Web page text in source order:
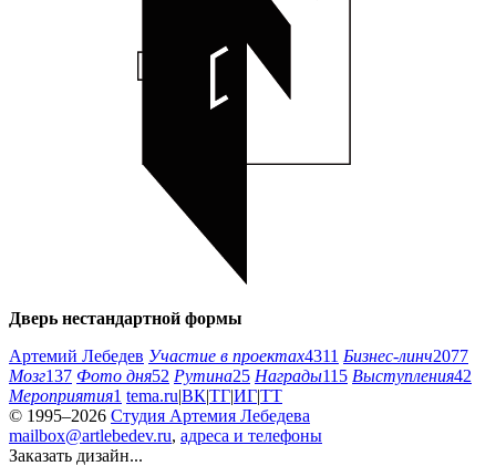
Дверь нестандартной формы
Артемий Лебедев Участие в проектах4311 Бизнес-линч2077
Мозг137 Фото дня52 Рутина25 Награды115 Выступления42
Мероприятия1 tema.ru|ВК|ТГ|ИГ|ТТ
© 1995–2026 Студия Артемия Лебедева
mailbox@artlebedev.ru, адреса и телефоны
Заказать дизайн...